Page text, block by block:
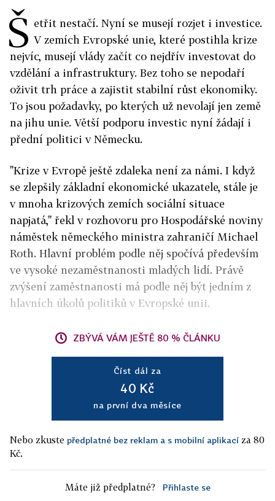
Š etřit nestačí. Nyní se musejí rozjet i investice.
V zemích Evropské unie, které postihla krize
nejvíc, musejí vlády začít co nejdřív investovat do
vzdělání a infrastruktury. Bez toho se nepodaří
oživit trh práce a zajistit stabilní růst ekonomiky.
To jsou požadavky, po kterých už nevolají jen země
na jihu unie. Větší podporu investic nyní žádají i
přední politici v Německu.
"Krize v Evropě ještě zdaleka není za námi. I když
se zlepšily základní ekonomické ukazatele, stále je
v mnoha krizových zemích sociální situace
napjatá," řekl v rozhovoru pro Hospodářské noviny
náměstek německého ministra zahraničí Michael
Roth. Hlavní problém podle něj spočívá především
ve vysoké nezaměstnanosti mladých lidí. Právě
zvýšení zaměstnanosti má podle něj být jedním z
hlavních úkolů politiků v Evropské unii.
ZBÝVÁ VÁM JEŠTĚ 80 % ČLÁNKU
Číst dál za
40 Kč
na první dva měsíce
Nebo zkuste předplatné bez reklam a s mobilní aplikací za 80
Kč.
Máte již předplatné? Přihlaste se